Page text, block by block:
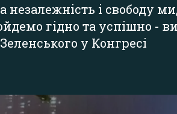
незалежність і свободу
гідно та успішно -
у Конгресі